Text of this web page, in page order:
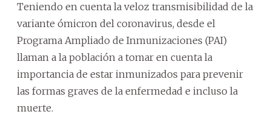
Teniendo en cuenta la veloz transmisibilidad de la
variante ómicron del coronavirus, desde el
Programa Ampliado de Inmunizaciones (PAI)
llaman a la población a tomar en cuenta la
importancia de estar inmunizados para prevenir
las formas graves de la enfermedad e incluso la
muerte.